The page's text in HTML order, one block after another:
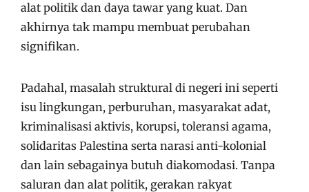
alat politik dan daya tawar yang kuat. Dan
akhirnya tak mampu membuat perubahan
signifikan.
Padahal, masalah struktural di negeri ini seperti
isu lingkungan, perburuhan, masyarakat adat,
kriminalisasi aktivis, korupsi, toleransi agama,
solidaritas Palestina serta narasi anti-kolonial
dan lain sebagainya butuh diakomodasi. Tanpa
saluran dan alat politik, gerakan rakyat